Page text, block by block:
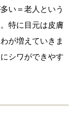
い＝老人という
特に目元は皮膚
が増えていきま
シワができやす